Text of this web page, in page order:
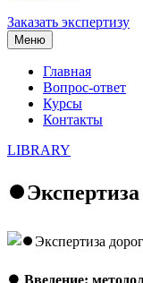
Заказать экспертизу
Меню
Главная
Вопрос-ответ
Курсы
Контакты
LIBRARY
⏺️Экспертиза
⏺️ Введение: